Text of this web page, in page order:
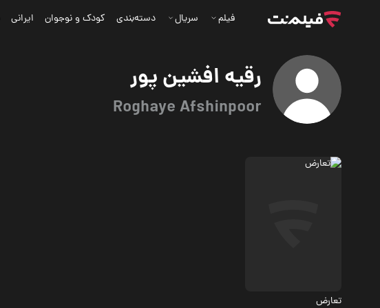
رقیه افشین پور
Roghaye Afshinpoor
فیلم سریال دسته‌بندی کودک و نوجوان ایرانی
تعارض